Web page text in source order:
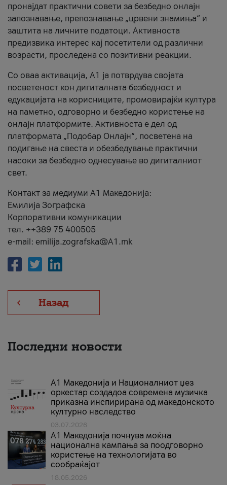
пронајдат практични совети за безбедно онлајн
запознавање, препознавање „црвени знамиња“ и
заштита на личните податоци. Активноста
предизвика интерес кај посетители од различни
возрасти, проследена со позитивни реакции.
Со оваа активација, А1 ја потврдува својата
посветеност кон дигиталната безбедност и
едукацијата на корисниците, промовирајќи култура
на паметно, одговорно и безбедно користење на
онлајн платформите. Активноста е дел од
платформата „Подобар Онлајн“, посветена на
подигање на свеста и обезбедување практични
насоки за безбедно однесување во дигиталниот
свет.
Контакт за медиуми А1 Македонија:
Емилија Зографска
Корпоративни комуникации
тел. ++389 75 400505
e-mail: emilija.zografska@A1.mk
Назад
Последни новости
А1 Македонија и Националниот џез
оркестар создадоа современа музичка
приказна инспирирана од македонското
културно наследство
03.07.2026
A1 Македонија почнува моќна
национална кампања за поодговорно
користење на технологијата во
сообраќајот
18.05.2026